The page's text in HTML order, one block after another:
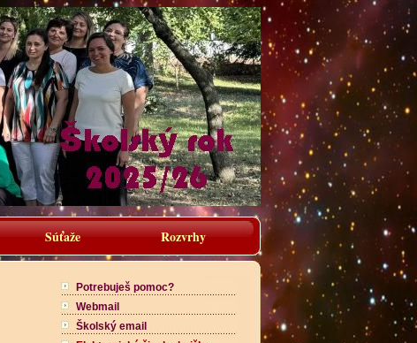
Súťaže Rozvrhy
Potrebuješ pomoc?
Webmail
Školský email